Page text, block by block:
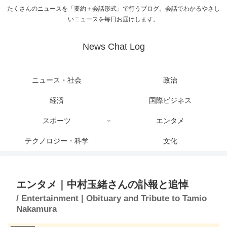
たくさんのニュースを「要約＋会話形式」で行うブログ。会話でわかるやさし
いニュースを毎日お届けします。
News Chat Log
ニュース・社会 政治
経済 国際ビジネス
スポーツ エンタメ
テクノロジー・科学 文化
エンタメ｜中村玉緒さんの訃報と追悼
/ Entertainment | Obituary and Tribute to Tamio
Nakamura